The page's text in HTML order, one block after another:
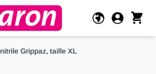
Grippaz, taille XL